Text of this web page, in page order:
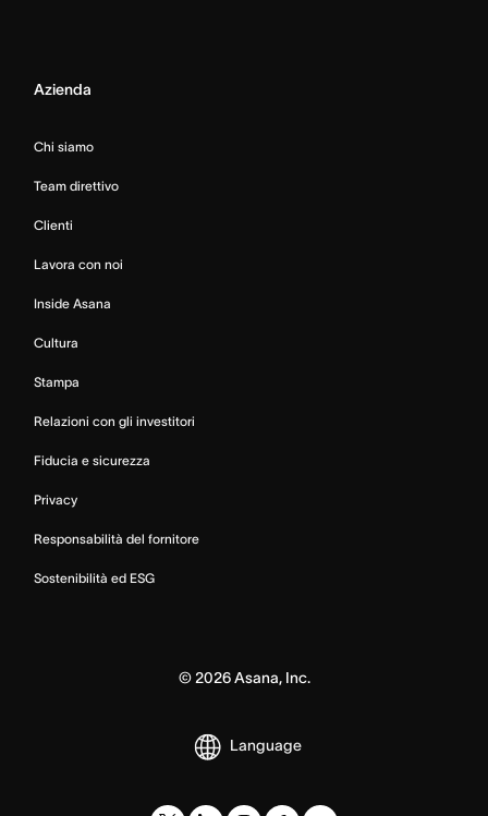
Azienda
Chi siamo
Team direttivo
Clienti
Lavora con noi
Inside Asana
Cultura
Stampa
Relazioni con gli investitori
Fiducia e sicurezza
Privacy
Responsabilità del fornitore
Sostenibilità ed ESG
© 2026Asana, Inc.
Language